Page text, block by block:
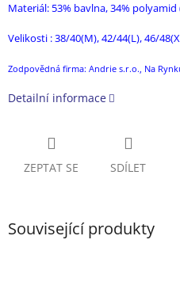
Materiál: 53% bavlna, 34%
Velikosti : 38/40(M), 42/44(L), 46/
Zodpovědná firma: Andrie s.r.o., Na
Detailní informace
ZEPTAT SE SDÍLET
Související produkty